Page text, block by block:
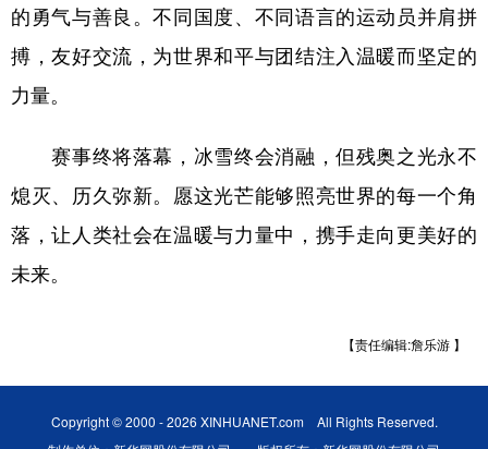
的勇气与善良。不同国度、不同语言的运动员并肩拼
搏，友好交流，为世界和平与团结注入温暖而坚定的
力量。
赛事终将落幕，冰雪终会消融，但残奥之光永不
熄灭、历久弥新。愿这光芒能够照亮世界的每一个角
落，让人类社会在温暖与力量中，携手走向更美好的
未来。
【责任编辑:詹乐游 】
Copyright © 2000 - 2026 XINHUANET.com All Rights Reserved.